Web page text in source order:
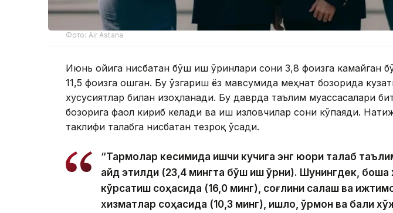
Фото: Air Astana
Июнь ойига нисбатан бўш иш ўринлари сони 3,8 фоизга камайган
11,5 фоизга ошган. Бу ўзгариш ёз мавсумида меҳнат бозорида
хусусиятлар билан изоҳланади. Бу даврда таълим муассасалари
бозорига фаол кириб келади ва иш изловчилар сони кўпаяди.
таклифи талабга нисбатан тезроқ ўсади.
“Тармоқлар кесимида ишчи кучига энг юқори талаб
қайд этилди (23,4 мингта бўш иш ўрни). Шунингдек, бошқа
кўрсатиш соҳасида (16,0 минг), соғлиқни сақлаш ва
хизматлар соҳасида (10,3 минг), қишлоқ, ўрмон ва балиқ